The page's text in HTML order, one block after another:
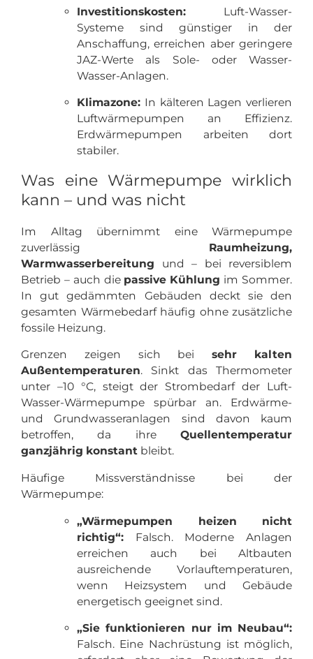
Investitionskosten: Luft-Wasser-
Systeme sind günstiger in der
Anschaffung, erreichen aber geringere
JAZ-Werte als Sole- oder Wasser-
Wasser-Anlagen.
Klimazone: In kälteren Lagen verlieren
Luftwärmepumpen an Effizienz.
Erdwärmepumpen arbeiten dort
stabiler.
Was eine Wärmepumpe wirklich
kann – und was nicht
Im Alltag übernimmt eine Wärmepumpe
zuverlässig Raumheizung,
Warmwasserbereitung und – bei reversiblem
Betrieb – auch diepassive Kühlung im Sommer.
In gut gedämmten Gebäuden deckt sie den
gesamten Wärmebedarf häufig ohne zusätzliche
fossile Heizung.
Grenzen zeigen sich beisehr kalten
Außentemperaturen. Sinkt das Thermometer
unter –10 °C, steigt der Strombedarf der Luft-
Wasser-Wärmepumpe spürbar an. Erdwärme-
und Grundwasseranlagen sind davon kaum
betroffen, da ihre Quellentemperatur
ganzjährig konstant bleibt.
Häufige Missverständnisse bei der
Wärmepumpe:
„Wärmepumpen heizen nicht
richtig“: Falsch. Moderne Anlagen
erreichen auch bei Altbauten
ausreichende Vorlauftemperaturen,
wenn Heizsystem und Gebäude
energetisch geeignet sind.
„Sie funktionieren nur im Neubau“:
Falsch. Eine Nachrüstung ist möglich,